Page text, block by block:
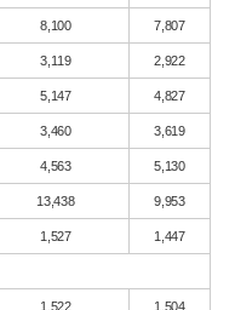
8,100 7,807
3,119 2,922
5,147 4,827
3,460 3,619
4,563 5,130
13,438 9,953
1,527 1,447
1,522 1,504